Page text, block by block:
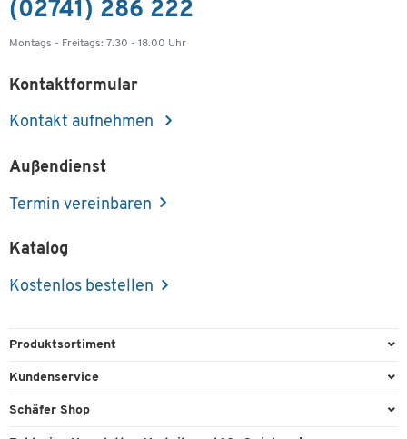
(02741) 286 222
Montags - Freitags: 7.30 - 18.00 Uhr
Kontaktformular
Kontakt aufnehmen
Außendienst
Termin vereinbaren
Katalog
Kostenlos bestellen
Produktsortiment
Büroausstattung
Kundenservice
Direktbestellung
Schäfer Shop
Services & Leistungen